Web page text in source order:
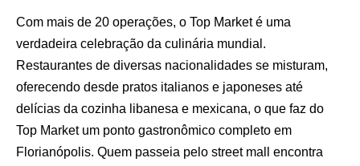
Com mais de 20 operações, o Top Market é uma
verdadeira celebração da culinária mundial.
Restaurantes de diversas nacionalidades se misturam,
oferecendo desde pratos italianos e japoneses até
delícias da cozinha libanesa e mexicana, o que faz do
Top Market um ponto gastronômico completo em
Florianópolis. Quem passeia pelo street mall encontra